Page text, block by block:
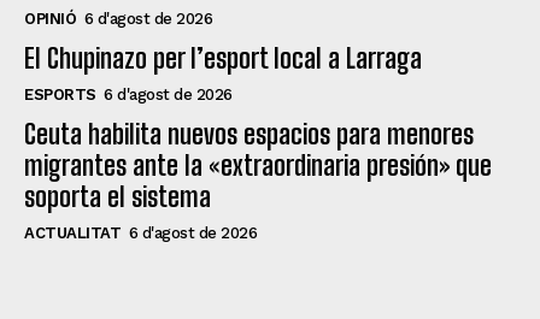
OPINIÓ 6 d'agost de 2026
El Chupinazo per l’esport local a Larraga
ESPORTS 6 d'agost de 2026
Ceuta habilita nuevos espacios para menores
migrantes ante la «extraordinaria presión» que
soporta el sistema
ACTUALITAT 6 d'agost de 2026